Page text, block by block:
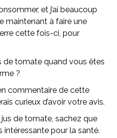
et j’ai beaucoup
maintenant à faire une
cette fois-ci, pour
de tomate quand vous êtes
?
commentaire de cette
curieux d’avoir votre avis.
de tomate, sachez que
pour la santé.